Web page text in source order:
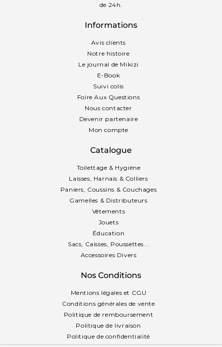
de 24h.
Informations
Avis clients
Notre histoire
Le journal de Mikizi
E-Book
Suivi colis
Foire Aux Questions
Nous contacter
Devenir partenaire
Mon compte
Catalogue
Toilettage & Hygiène
Laisses, Harnais & Colliers
Paniers, Coussins & Couchages
Gamelles & Distributeurs
Vêtements
Jouets
Éducation
Sacs, Caisses, Poussettes...
Accessoires Divers
Nos Conditions
Mentions légales et CGU
Conditions générales de vente
Politique de remboursement
Politique de livraison
Politique de confidentialité